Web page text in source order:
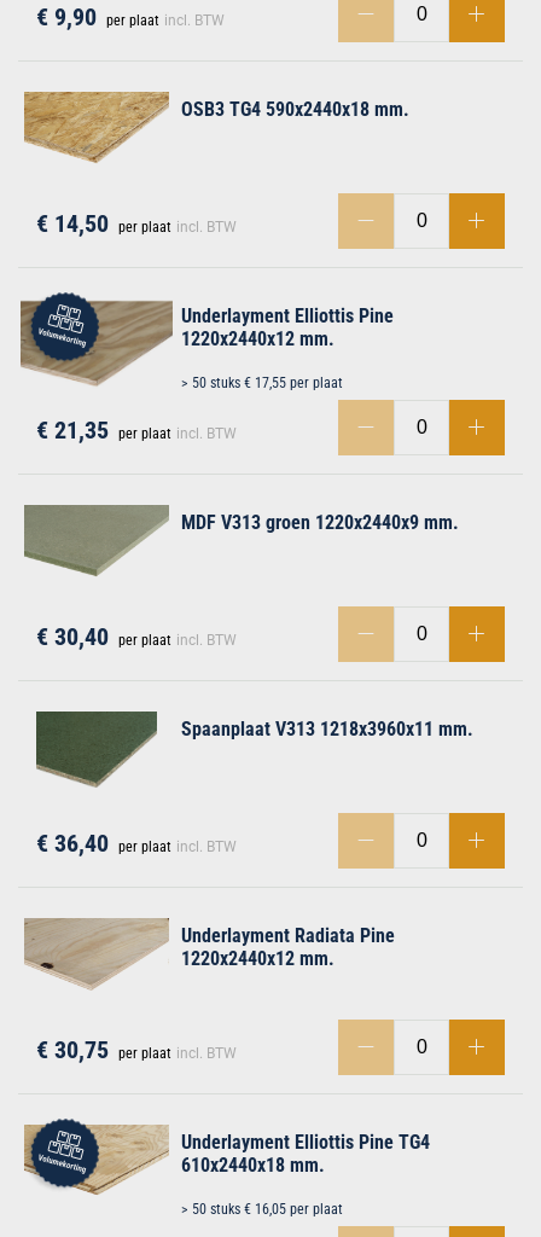
€ 9,90 per plaat incl. BTW
OSB3 TG4 590x2440x18 mm.
€ 14,50 per plaat incl. BTW
Underlayment Elliottis Pine
1220x2440x12 mm.
> 50 stuks € 17,55 per plaat
€ 21,35 per plaat incl. BTW
MDF V313 groen 1220x2440x9 mm.
€ 30,40 per plaat incl. BTW
Spaanplaat V313 1218x3960x11 mm.
€ 36,40 per plaat incl. BTW
Underlayment Radiata Pine
1220x2440x12 mm.
€ 30,75 per plaat incl. BTW
Underlayment Elliottis Pine TG4
610x2440x18 mm.
> 50 stuks € 16,05 per plaat